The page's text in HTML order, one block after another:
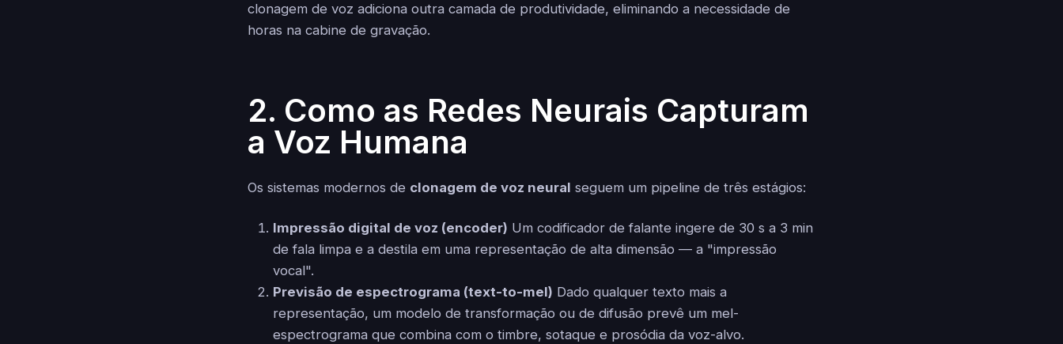
clonagem de voz adiciona outra camada de produtividade, eliminando a necessidade de
horas na cabine de gravação.
2. Como as Redes Neurais Capturam
a Voz Humana
Os sistemas modernos de clonagem de voz neural seguem um pipeline de três estágios:
Impressão digital de voz (encoder) Um codificador de falante ingere de 30 s a 3 min
de fala limpa e a destila em uma representação de alta dimensão — a "impressão
vocal".
Previsão de espectrograma (text-to-mel) Dado qualquer texto mais a
representação, um modelo de transformação ou de difusão prevê um mel-
espectrograma que combina com o timbre, sotaque e prosódia da voz-alvo.